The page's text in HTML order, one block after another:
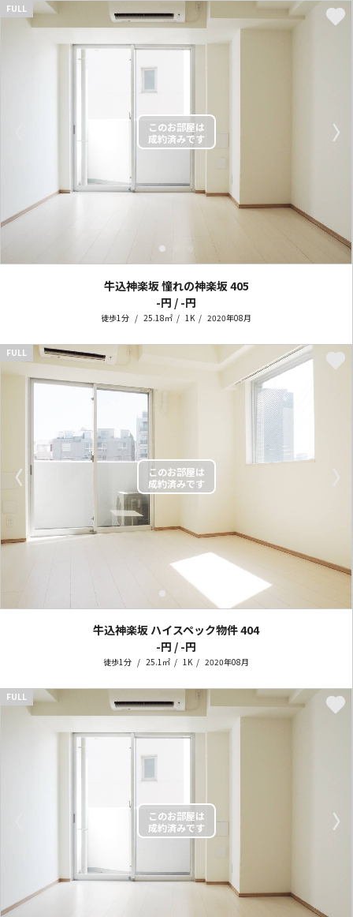
〉
FULL
牛込神楽坂 憧れの神楽坂405
-円 / -円
徒歩1分 25.18㎡ 1K 2020年08月
〈
FULL
牛込神楽坂 ハイスペック物件404
-円 / -円
徒歩1分 25.1㎡ 1K 2020年08月
〉
FULL